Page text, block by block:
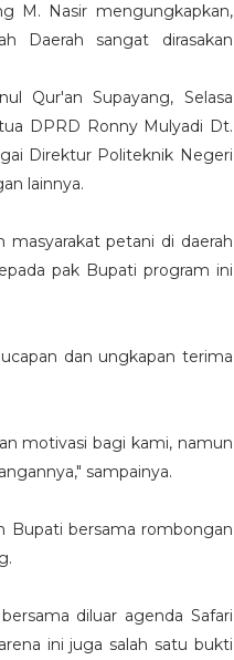
M. Nasir mengungkapkan,
Daerah sangat dirasakan
Qur'an Supayang, Selasa
DPRD Ronny Mulyadi Dt.
Direktur Politeknik Negeri
lainnya.
petani di daerah
pak Bupati program ini
dan ungkapan terima
motivasi bagi kami, namun
sampainya.
Bupati bersama rombongan
diluar agenda Safari
ini juga salah satu bukti